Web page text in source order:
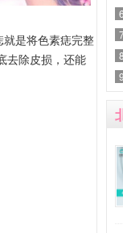
是将色素痣完整
去除皮损，还能
6
8
9